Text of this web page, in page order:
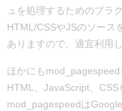
ュを処理するためのプラ
HTML/CSSやJSのソース
ありますので、適宜利用
ほかにもmod_pagespeed
HTML、JavaScript、CSS
mod_pagespeedは